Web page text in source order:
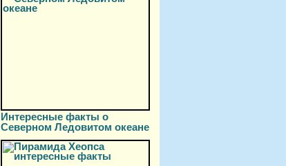
Интересные факты о
Северном Ледовитом океане